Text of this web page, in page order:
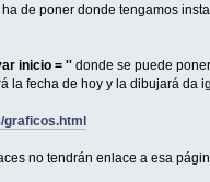
de poner donde tengamos
inicio = ''donde se puede
fecha de hoy y la dibujará da
graficos.html
no tendrán enlace a esa